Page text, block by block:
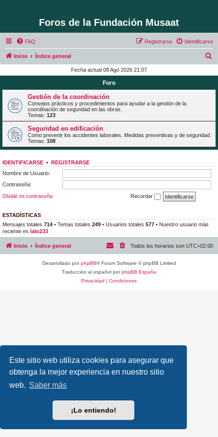
Este sitio web utiliza cookies para asegurar que
obtenga la mejor experiencia en nuestro sitio
web. Saber más
¡Lo entiendo!
Foros de la Fundación Musaat
FAQ Identificarse
Registrarse
Inicio Índice general
c
Fecha actual 08 Ago 2026 21:07
Foro
Gestión de la coordinación
Consejos prácticos y procedimientos para ayudar a la gestión de la
coordinación de seguridad en las obras.
Temas: 123
Seguridad en edificación
Como prevenir los accidentes laborales. Medidas preventivas y de seguridad.
Temas: 108
IDENTIFICARSE • REGISTRARSE
Nombre de Usuario:
Contraseña:
Olvidé mi contraseña
Recordar
ESTADÍSTICAS
Mensajes totales 714 • Temas totales 249 • Usuarios totales 577 • Nuestro usuario más
reciente es lalo233
Inicio Índice general Todos los horarios son UTC+02:00
Desarrollado porphpBB® Forum Software © phpBB Limited
Traducción al español porphpBB España
Privacidad | Condiciones